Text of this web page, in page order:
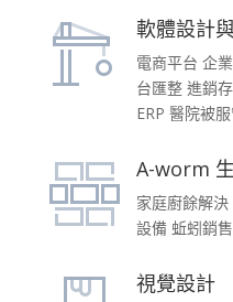
軟體設計
電商平台 企
台匯整 進銷
ERP 醫院被
A-worm
家庭廚餘解
設備 蚯蚓銷
視覺設計